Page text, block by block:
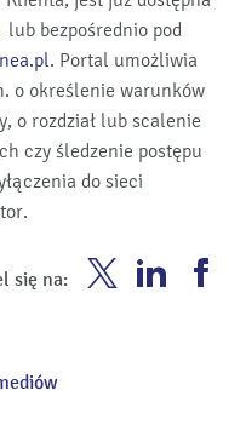
lub bezpośrednio pod
. Portal umożliwia
o określenie warunków
o rozdział lub scalenie
czy śledzenie postępu
do sieci
się na:
Enea Enea